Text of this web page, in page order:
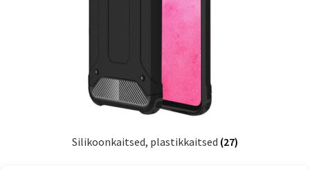
Silikoonkaitsed, plastikkaitsed (27)